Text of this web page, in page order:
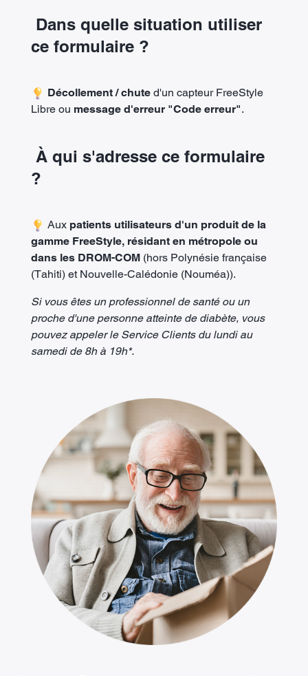
Dans quelle situation utiliser
ce formulaire ?
Décollement / chute d'un capteur FreeStyle
Libre ou message d'erreur "Code erreur".
À qui s'adresse ce formulaire
?
Aux patients utilisateurs d'un produit de la
gamme FreeStyle, résidant en métropole ou
dans les DROM-COM (hors Polynésie française
(Tahiti) et Nouvelle-Calédonie (Nouméa)).
Si vous êtes un professionnel de santé ou un
proche d'une personne atteinte de diabète, vous
pouvez appeler le Service Clients du lundi au
samedi de 8h à 19h*.